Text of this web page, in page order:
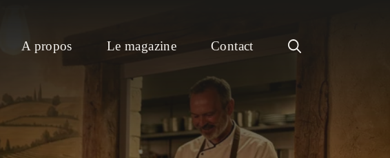
A propos Le magazine Contact